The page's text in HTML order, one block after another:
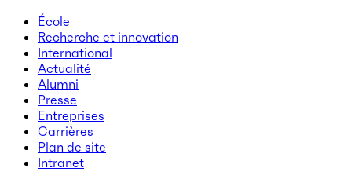
École
Recherche et innovation
International
Actualité
Alumni
Presse
Entreprises
Carrières
Plan de site
Intranet